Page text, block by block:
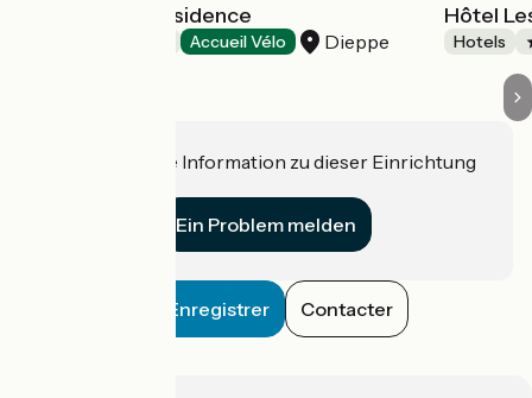
Mercure La Présidence
Accueil Vélo Dieppe
Hôtel
Hotels
Haben Sie eine Information zu dieser Einrichtung
Ein Problem melden
Enregistrer Contacter